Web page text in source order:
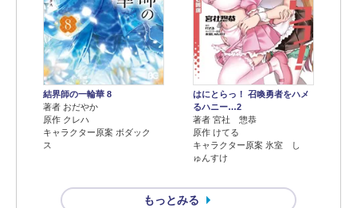
結界師の一輪華 8
著者 おだやか
原作 クレハ
キャラクター原案 ボダック
ス
はにとらっ！ 召喚勇者をハメ
るハニー…2
著者 宮社 惣恭
原作 けてる
キャラクター原案 氷室 し
ゅんすけ
もっとみる